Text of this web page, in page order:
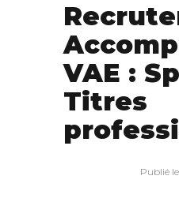
VAE :
Titres
Publié